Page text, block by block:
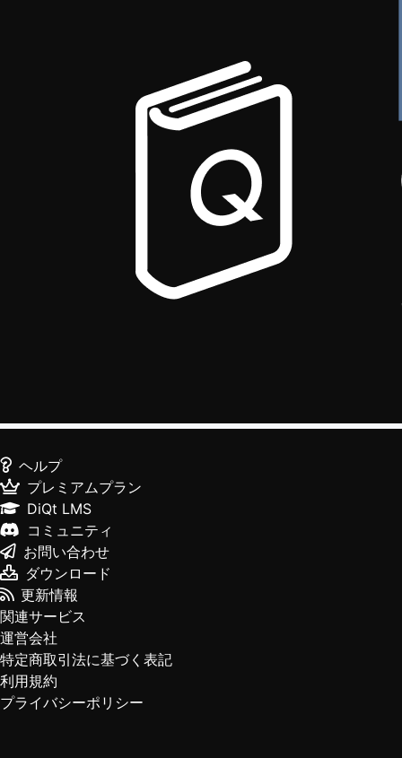
ヘルプ
プレミアムプラン
DiQt LMS
コミュニティ
お問い合わせ
ダウンロード
更新情報
関連サービス
運営会社
特定商取引法に基づく表記
利用規約
プライバシーポリシー